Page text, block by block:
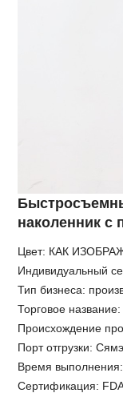
наколенник с
Цвет: КАК
Индивидуальный
Тип бизнеса:
Торговое
Происхождение
Порт отгрузки:
Время
Сертификация: